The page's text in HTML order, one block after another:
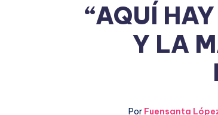
“AQUÍ
Y LA
Por Fuensanta